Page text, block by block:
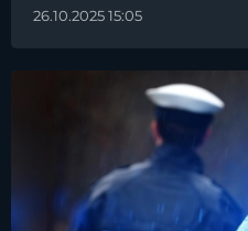
26.10.2025 15:05